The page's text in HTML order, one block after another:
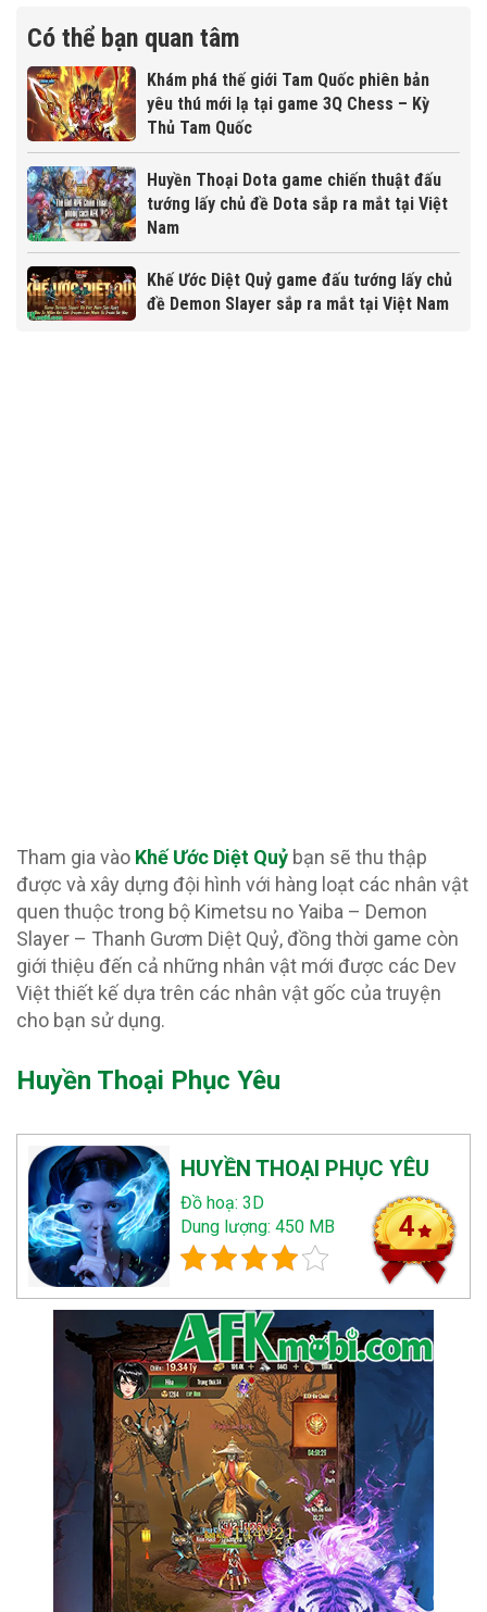
Có thể bạn quan tâm
Khám phá thế giới Tam Quốc phiên bản
yêu thú mới lạ tại game 3Q Chess – Kỳ
Thủ Tam Quốc
Huyền Thoại Dota game chiến thuật đấu
tướng lấy chủ đề Dota sắp ra mắt tại Việt
Nam
Khế Ước Diệt Quỷ game đấu tướng lấy chủ
đề Demon Slayer sắp ra mắt tại Việt Nam
Tham gia vào Khế Ước Diệt Quỷ bạn sẽ thu thập
được và xây dựng đội hình với hàng loạt các nhân vật
quen thuộc trong bộ Kimetsu no Yaiba – Demon
Slayer – Thanh Gươm Diệt Quỷ, đồng thời game còn
giới thiệu đến cả những nhân vật mới được các Dev
Việt thiết kế dựa trên các nhân vật gốc của truyện
cho bạn sử dụng.
Huyền Thoại Phục Yêu
HUYỀN THOẠI PHỤC YÊU
Đồ hoạ: 3D
Dung lượng: 450 MB
4